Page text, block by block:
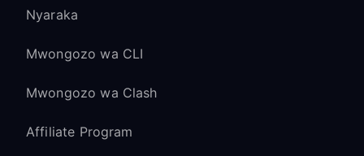
Nyaraka
Mwongozo wa CLI
Mwongozo wa Clash
Affiliate Program